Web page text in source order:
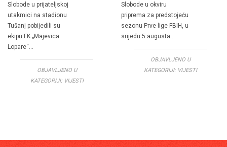
Slobode u prijateljskoj
utakmici na stadionu
Tušanj pobijedili su
ekipu FK „Majevica
Lopare“…
OBJAVLJENO U
KATEGORIJI: VIJESTI
Slobode u okviru
priprema za predstojeću
sezonu Prve lige FBIH, u
srijedu 5.augusta…
OBJAVLJENO U
KATEGORIJI: VIJESTI